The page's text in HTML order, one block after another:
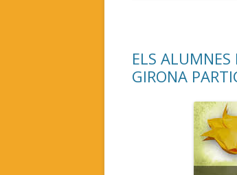
ELS ALUMNES
GIRONA